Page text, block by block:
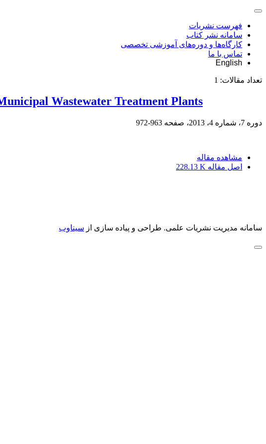
فهرست نشریات
سامانه نشر کتاب
کارگاه‌ها و دوره‌های آموزشی تخصصی
تماس با ما
English
تعداد مقالات: 1
Wastewater Treatment Plants
دوره 7، شماره 4، 2013، صفحه 963-972
مشاهده مقاله
اصل مقاله 228.13 K
سامانه مدیریت نشریات علمی. طراحی و پیاده سازی از سیناوب